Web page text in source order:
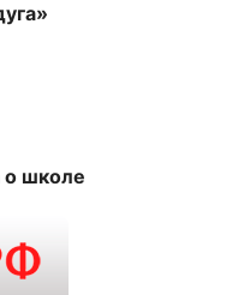
о школе